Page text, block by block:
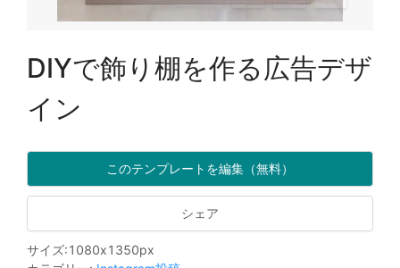
DIYで飾り棚を作る広告デザ
イン
このテンプレートを編集（無料）
シェア
サイズ:1080x1350px